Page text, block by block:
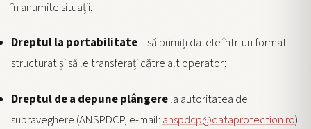
în anumite situații;
Dreptul la portabilitate– să primiți datele într-un format
structurat și să le transferați către alt operator;
Dreptul de a depune plângerela autoritatea de
supraveghere (ANSPDCP, e-mail:anspdcp@dataprotection.ro).